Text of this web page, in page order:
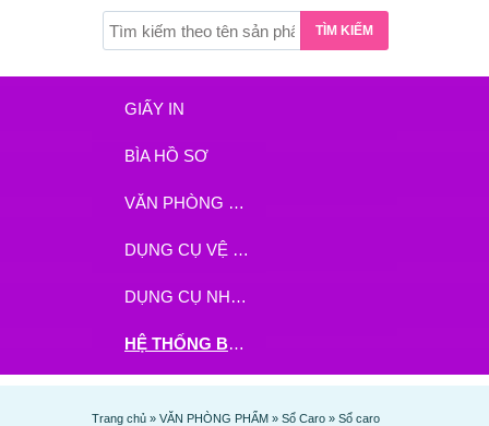
TÌM KIẾM
GIẤY IN
BÌA HỒ SƠ
VĂN PHÒNG PHẨM
DỤNG CỤ VỆ SINH
DỤNG CỤ NHÀ BẾP
HỆ THỐNG BHX - TGDĐ ĐẶT HÀNG TẠI ĐÂY
Trang chủ » VĂN PHÒNG PHẨM » Sổ Caro » Sổ caro